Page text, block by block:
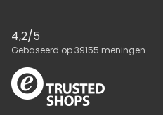
4,2/5
Gebaseerd op39155 meningen